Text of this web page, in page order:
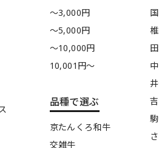
〜3,000円
〜5,000円
〜10,000円
10,001円〜
品種で選ぶ
京たんくろ和牛
交雑牛